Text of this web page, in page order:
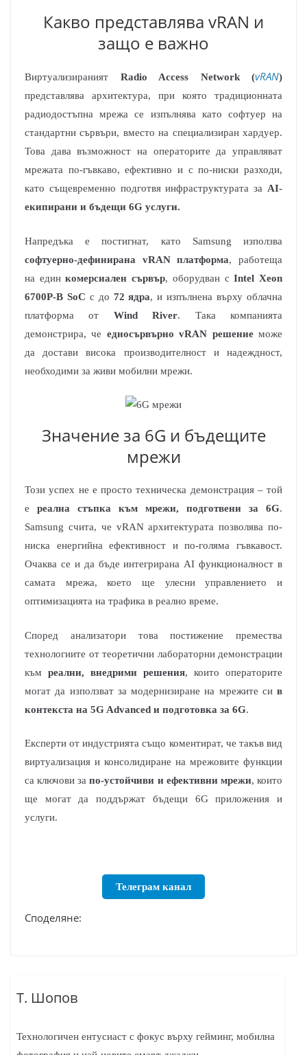
Какво представлява vRAN и
защо е важно
Виртуализираният Radio Access Network (vRAN)
представлява архитектура, при която традиционната
радиодостъпна мрежа се изпълнява като софтуер на
стандартни сървъри, вместо на специализиран хардуер.
Това дава възможност на операторите да управляват
мрежата по-гъвкаво, ефективно и с по-ниски разходи,
като същевременно подготвя инфраструктурата за AI-
екипирани и бъдещи 6G услуги.
Напредъка е постигнат, като Samsung използва
софтуерно-дефинирана vRAN платформа, работеща
на единкомерсиален сървър, оборудван сIntel Xeon
6700P-B SoC с до 72 ядра, и изпълнена върху облачна
платформа от Wind River. Така компанията
демонстрира, че едносървърно vRAN решениеможе
да достави висока производителност и надеждност,
необходими за живи мобилни мрежи.
Значение за 6G и бъдещите
мрежи
Този успех не е просто техническа демонстрация – той
е реална стъпка към мрежи, подготвени за 6G.
Samsung счита, че vRAN архитектурата позволява по-
ниска енергийна ефективност и по-голяма гъвкавост.
Очаква се и да бъде интегрирана AI функционалност в
самата мрежа, което ще улесни управлението и
оптимизацията на трафика в реално време.
Според анализатори това постижение премества
технологиите от теоретични лабораторни демонстрации
към реални, внедрими решения, които операторите
могат да използват за модернизиране на мрежите си в
контекста на 5G Advanced и подготовка за 6G.
Експерти от индустрията също коментират, че такъв вид
виртуализация и консолидиране на мрежовите функции
са ключови запо-устойчиви и ефективни мрежи, които
ще могат да поддържат бъдещи 6G приложения и
услуги.
Телеграм канал
Споделяне:
Т. Шопов
Технологичен ентусиаст с фокус върху гейминг, мобилна